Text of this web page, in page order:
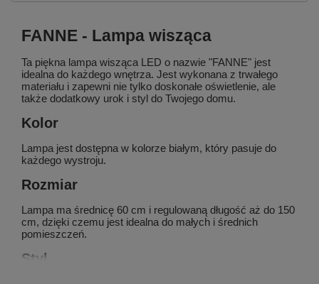
FANNE - Lampa wisząca
Ta piękna lampa wisząca LED o nazwie "FANNE" jest
idealna do każdego wnętrza. Jest wykonana z trwałego
materiału i zapewni nie tylko doskonałe oświetlenie, ale
także dodatkowy urok i styl do Twojego domu.
Kolor
Lampa jest dostępna w kolorze białym, który pasuje do
każdego wystroju.
Rozmiar
Lampa ma średnicę 60 cm i regulowaną długość aż do 150
cm, dzięki czemu jest idealna do małych i średnich
pomieszczeń.
Styl